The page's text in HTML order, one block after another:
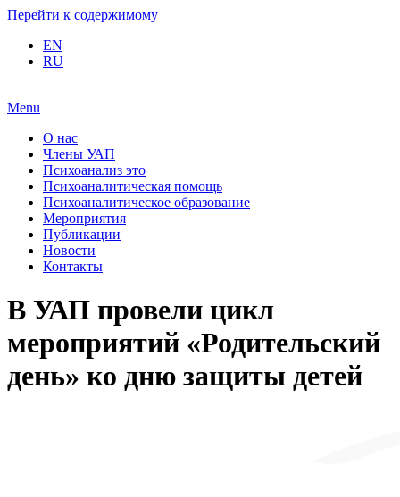
Перейти к содержимому
EN
RU
Menu
О нас
Члены УАП
Психоанализ это
Психоаналитическая помощь
Психоаналитическое образование
Мероприятия
Публикации
Новости
Контакты
В УАП провели цикл
мероприятий «Родительский
день» ко дню защиты детей